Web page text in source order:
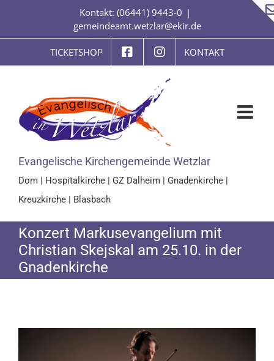
springen
Kontakt: (06441) 9443-0 |
gemeindeamt.wetzlar@ekir.de
TICKETSHOP KONTAKT
Evangelische Kirchengemeinde Wetzlar
Dom | Hospitalkirche | GZ Dalheim | Gnadenkirche |
Kreuzkirche | Blasbach
Konzert Markusevangelium mit
Christian Skejskal am 25.10. in der
Gnadenkirche